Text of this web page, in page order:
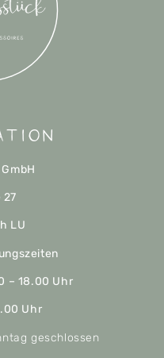
GmbH
27
LU
– 18.00 Uhr
Uhr
geschlossen